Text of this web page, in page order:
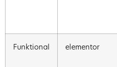
Funktional elementor